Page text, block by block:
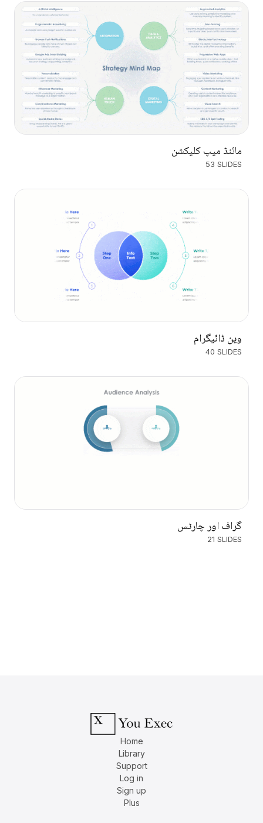
مائنڈ میپ کلیکشن
53 SLIDES
وین ڈائیگرام
40 SLIDES
گراف اور چارٹس
21 SLIDES
Home
Library
Support
Log in
Sign up
Plus